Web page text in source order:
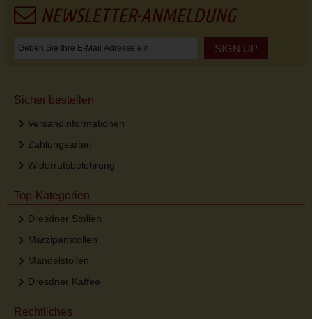
NEWSLETTER-ANMELDUNG
SIGN UP
Sicher bestellen
Versandinformationen
Zahlungsarten
Widerrufsbelehrung
Top-Kategorien
Dresdner Stollen
Marzipanstollen
Mandelstollen
Dresdner Kaffee
Rechtliches